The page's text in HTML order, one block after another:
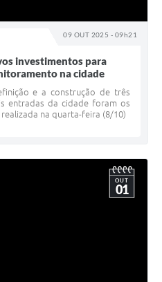
09 OUT 2025 - 09h21
investimentos para
na cidade
e a construção de três
entradas da cidade foram os
na quarta-feira (8/10)
OUT
01